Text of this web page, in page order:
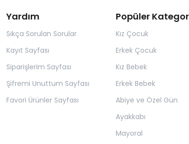
Yardım
Sıkça Sorulan Sorular
Kayıt Sayfası
Siparişlerim Sayfası
Şifremi Unuttum Sayfası
Favori Ürünler Sayfası
Popüler
Kız Çocuk
Erkek Çocuk
Kız Bebek
Erkek Bebek
Abiye ve Özel Gün
Ayakkabı
Mayoral